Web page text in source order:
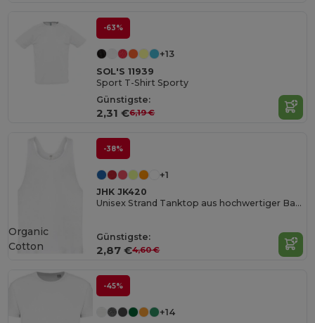
-63%
+13
SOL'S 11939
Sport T-Shirt Sporty
Günstigste:
2,31 €6,19 €
-38%
+1
JHK JK420
Unisex Strand Tanktop aus hochwertiger Baumwolle
Günstigste:
2,87 €4,60 €
Organic
Cotton
-45%
+14